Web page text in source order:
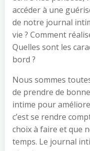
accéder à une
de notre journal
vie ? Comment
Quelles sont les
bord ?
Nous sommes
de prendre de
intime pour
c’est se rendre
choix à faire et que
temps. Le journal